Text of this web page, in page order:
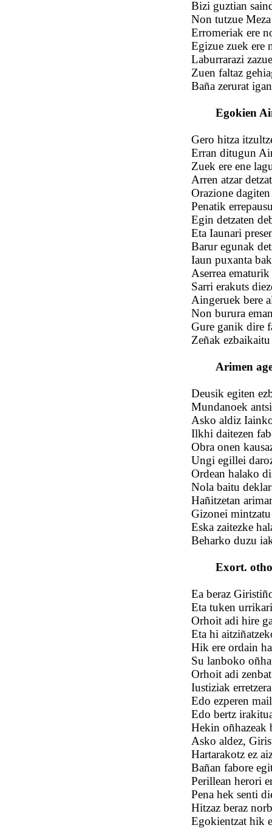
Bizi guztian
Non tutzue
Erromeriak ere
Egizue zuek ere
Laburrarazi
Zuen faltaz
Baña zerurat
Egokien
Gero hitza
Erran ditugun
Zuek ere ene
Arren atzar
Orazione
Penatik
Egin detzaten
Eta Iaunari
Barur egunak
Iaun puxanta
Aserrea
Sarri erakuts
Aingeruek bere
Non burura
Gure ganik dire
Zeñak
Arimen
Deusik egiten
Mundanoek
Asko aldiz
Ilkhi daitezen
Obra onen
Ungi egillei
Ordean halako
Nola baitu
Hañitzetan
Gizonei
Eska zaitezke
Beharko duzu
Exort.
Ea beraz
Eta tuken
Orhoit adi hire
Eta hi
Hik ere ordain
Su lanboko
Orhoit adi
Iustiziak
Edo ezperen
Edo bertz
Hekin oñhazeak
Asko aldez,
Hartarakotz ez
Bañan fabore
Perillean herori
Pena hek senti
Hitzaz beraz
Egokientzat hik